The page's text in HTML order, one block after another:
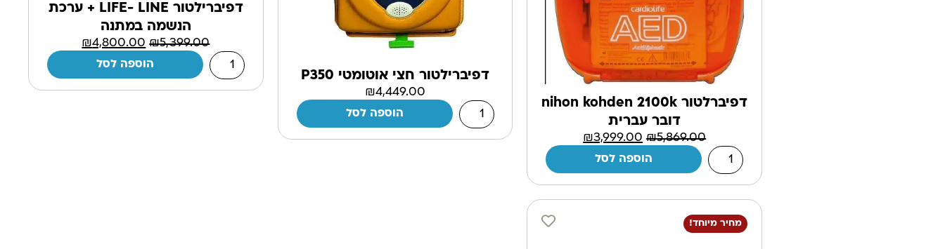
דפיברלטור nihon kohden 2100k
דובר עברית
₪5,869.00
₪3,999.00
הוספה לסל
דפיברילטור חצי אוטומטי P350
₪4,449.00
הוספה לסל
דפיברילטור LIFE- LINE + ערכת
הנשמה במתנה
₪5,399.00
₪4,800.00
הוספה לסל
מחיר מיוחד!